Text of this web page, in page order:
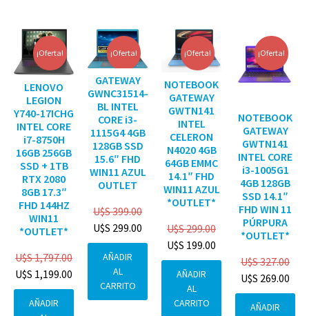
¡Oferta!
LENOVO
LEGION
Y740-17ICHG
INTEL CORE
i7-8750H
16GB 256GB
SSD + 1TB
RTX 2080
8GB 17.3″
FHD 144HZ
WIN11
*OUTLET*
U$S1,797.00
U$S 1,199.00
AÑADIR
¡Oferta!
GATEWAY
GWNC31514-
BL INTEL
CORE i3-
1115G4 4GB
128GB SSD
15.6″ FHD
WIN11 AZUL
OUTLET
U$S399.00
U$S 299.00
AÑADIR
AL
CARRITO
¡Oferta!
NOTEBOOK
GATEWAY
GWTN141
INTEL
CELERON
N4020 4GB
64GB EMMC
14.1″ FHD
WIN11 AZUL
*OUTLET*
U$S299.00
U$S 199.00
AÑADIR
AL
CARRITO
¡Oferta!
NOTEBOOK
GATEWAY
GWTN141
INTEL CORE
i3-1005G1
4GB 128GB
SSD 14.1″
FHD WIN 11
PÚRPURA
*OUTLET*
U$S327.00
U$S 269.00
AÑADIR